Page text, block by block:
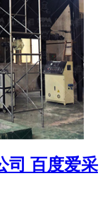
司 百度爱采